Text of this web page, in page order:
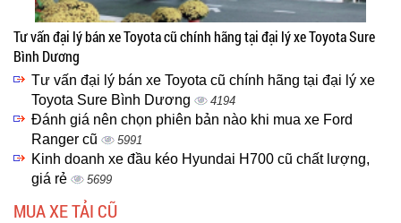
Tư vấn đại lý bán xe Toyota cũ chính hãng tại đại lý xe Toyota Sure
Bình Dương
Tư vấn đại lý bán xe Toyota cũ chính hãng tại đại lý xe
Toyota Sure Bình Dương
4194
Đánh giá nên chọn phiên bản nào khi mua xe Ford
Ranger cũ
5991
Kinh doanh xe đầu kéo Hyundai H700 cũ chất lượng,
giá rẻ
5699
MUA XE TẢI CŨ